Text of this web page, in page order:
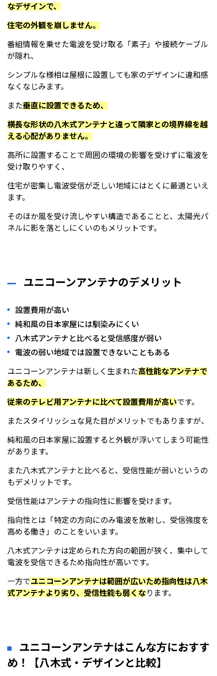
なデザインで、
住宅の外観を崩しません。
番組情報を乗せた電波を受け取る「素子」や接続ケーブル
が隠れ、
シンプルな様相は屋根に設置しても家のデザインに違和感
なくなじみます。
また垂直に設置できるため、
横長な形状の八木式アンテナと違って隣家との境界線を越
える心配がありません。
高所に設置することで周囲の環境の影響を受けずに電波を
受け取りやすく、
住宅が密集し電波受信が乏しい地域にはとくに最適といえ
ます。
そのほか風を受け流しやすい構造であることと、太陽光パ
ネルに影を落としにくいのもメリットです。
ユニコーンアンテナのデメリット
設置費用が高い
純和風の日本家屋には馴染みにくい
八木式アンテナと比べると受信感度が弱い
電波の弱い地域では設置できないこともある
ユニコーンアンテナは新しく生まれた高性能なアンテナで
あるため、
従来のテレビ用アンテナに比べて設置費用が高いです。
またスタイリッシュな見た目がメリットでもありますが、
純和風の日本家屋に設置すると外観が浮いてしまう可能性
があります。
また八木式アンテナと比べると、受信性能が弱いというの
もデメリットです。
受信性能はアンテナの指向性に影響を受けます。
指向性とは「特定の方向にのみ電波を放射し、受信強度を
高める働き」のことをいいます。
八木式アンテナは定められた方向の範囲が狭く、集中して
電波を受信できるため指向性が高いです。
一方でユニコーンアンテナは範囲が広いため指向性は八木
式アンテナより劣り、受信性能も弱くなります。
ユニコーンアンテナはこんな方におすす
め！【八木式・デザインと比較】